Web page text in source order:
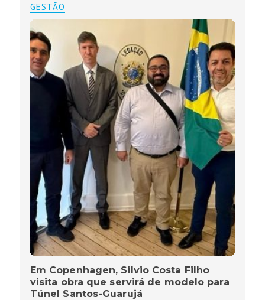
GESTÃO
Em Copenhagen, Silvio Costa Filho
visita obra que servirá de modelo para
Túnel Santos-Guarujá